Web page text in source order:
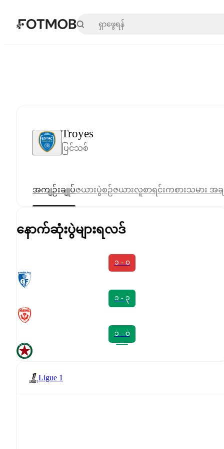
အဓိကအကြောင်းအရာသို့ ကျော်သွားရန်
Troyes
ပြင်သစ်
အကျဉ်းချုပ်ဇယားပွဲစဉ်ဇယားလူစာရင်းကစားသမား
နောက်ဆုံးပွဲများရလဒ်
၁ - ၀
၁ - ၃
၁ - ၀
Ligue 1